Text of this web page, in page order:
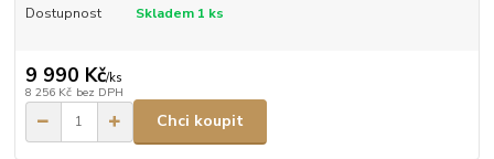
Dostupnost Skladem 1 ks
9 990 Kč/ks
8 256 Kč bez DPH
Chci koupit